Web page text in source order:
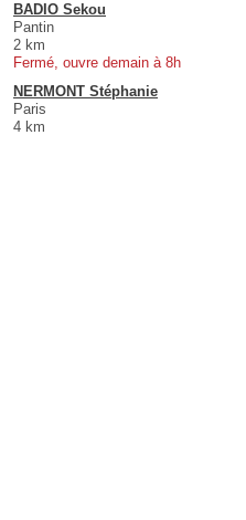
BADIO Sekou
Pantin
2 km
Fermé, ouvre demain à 8h
NERMONT Stéphanie
Paris
4 km